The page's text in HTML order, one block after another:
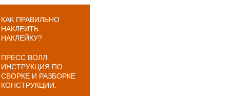
КАК ПРАВИЛЬНО
НАКЛЕИТЬ
НАКЛЕЙКУ?
ПРЕСС ВОЛЛ.
ИНСТРУКЦИЯ ПО
СБОРКЕ И РАЗБОРКЕ
КОНСТРУКЦИИ.